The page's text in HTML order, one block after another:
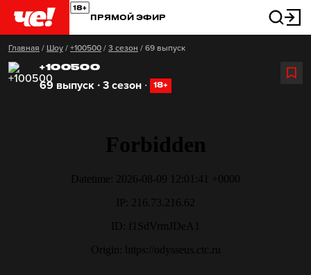
ПРЯМОЙ ЭФИР
Главная / Шоу / +100500 / 3 сезон / 69 выпуск
+100500
69 выпуск ∙ 3 сезон ∙ 18+